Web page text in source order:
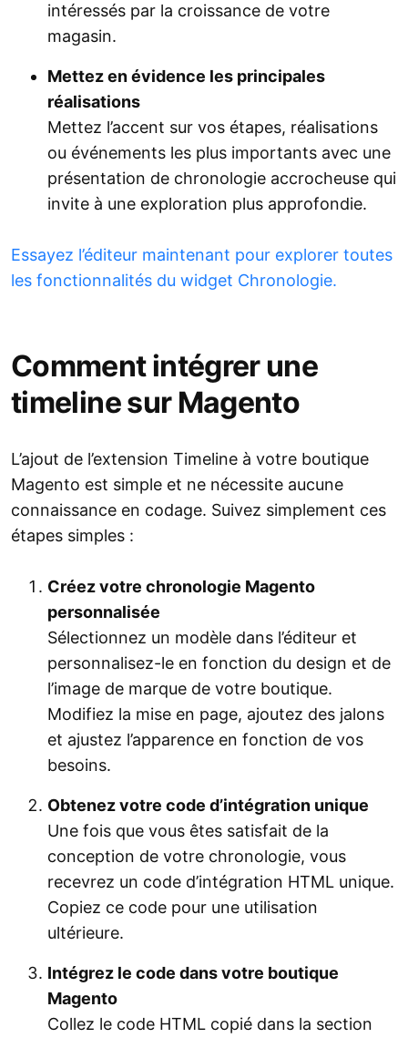
intéressés par la croissance de votre
magasin.
Mettez en évidence les principales
réalisations
Mettez l’accent sur vos étapes, réalisations
ou événements les plus importants avec une
présentation de chronologie accrocheuse qui
invite à une exploration plus approfondie.
Essayez l’éditeur maintenant pour explorer toutes
les fonctionnalités du widget Chronologie.
Comment intégrer une
timeline sur Magento
L’ajout de l’extension Timeline à votre boutique
Magento est simple et ne nécessite aucune
connaissance en codage. Suivez simplement ces
étapes simples :
Créez votre chronologie Magento
personnalisée
Sélectionnez un modèle dans l’éditeur et
personnalisez-le en fonction du design et de
l’image de marque de votre boutique.
Modifiez la mise en page, ajoutez des jalons
et ajustez l’apparence en fonction de vos
besoins.
Obtenez votre code d’intégration unique
Une fois que vous êtes satisfait de la
conception de votre chronologie, vous
recevrez un code d’intégration HTML unique.
Copiez ce code pour une utilisation
ultérieure.
Intégrez le code dans votre boutique
Magento
Collez le code HTML copié dans la section